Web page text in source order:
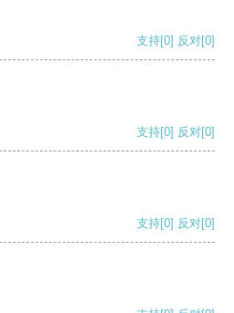
支持[0] 反对[0]
支持[0] 反对[0]
支持[0] 反对[0]